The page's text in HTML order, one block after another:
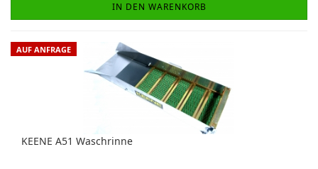
IN DEN WARENKORB
AUF ANFRAGE
KEENE A51 Waschrinne